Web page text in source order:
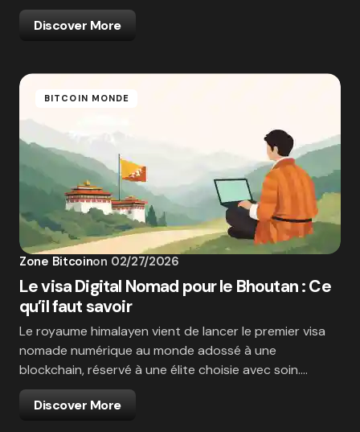
Discover More
BITCOIN MONDE
Zone Bitcoinon 02/27/2026
Le visa Digital Nomad pour le Bhoutan : Ce
qu’il faut savoir
Le royaume himalayen vient de lancer le premier visa
nomade numérique au monde adossé à une
blockchain, réservé à une élite choisie avec soin.…
Discover More